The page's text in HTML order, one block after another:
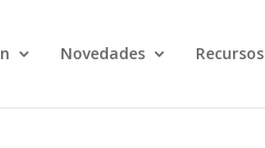
Novedades Recursos